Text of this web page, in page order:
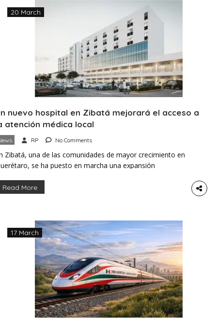
20 March
nuevo hospital en Zibatá mejorará el acceso a
atención médica local
RP No Comments
Zibatá, una de las comunidades de mayor crecimiento en
se ha puesto en marcha una expansión
está siendo desarrollado para atender las
El proyecto ha sido […]
Read More
17 March